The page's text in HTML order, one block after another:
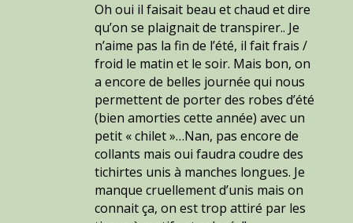
Oh oui il faisait beau et chaud et dire
qu’on se plaignait de transpirer.. Je
n’aime pas la fin de l’été, il fait frais /
froid le matin et le soir. Mais bon, on
a encore de belles journée qui nous
permettent de porter des robes d’été
(bien amorties cette année) avec un
petit « chilet »…Nan, pas encore de
collants mais oui faudra coudre des
tichirtes unis à manches longues. Je
manque cruellement d’unis mais on
connait ça, on est trop attiré par les